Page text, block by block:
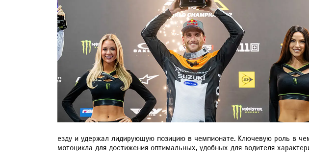
VITARA
ЗАПИСЬ НА ТО
езду и удержал лидирующую позицию в чемпионате. Ключевую роль в
мотоцикла для достижения оптимальных, удобных для водителя